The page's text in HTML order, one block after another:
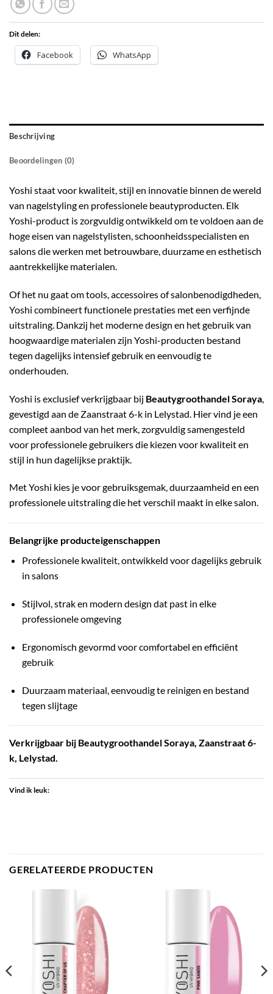
Dit delen:
Facebook WhatsApp
Beschrijving
Beoordelingen (0)
Yoshi staat voor kwaliteit, stijl en innovatie binnen de wereld
van nagelstyling en professionele beautyproducten. Elk
Yoshi-product is zorgvuldig ontwikkeld om te voldoen aan de
hoge eisen van nagelstylisten, schoonheidsspecialisten en
salons die werken met betrouwbare, duurzame en esthetisch
aantrekkelijke materialen.
Of het nu gaat om tools, accessoires of salonbenodigdheden,
Yoshi combineert functionele prestaties met een verfijnde
uitstraling. Dankzij het moderne design en het gebruik van
hoogwaardige materialen zijn Yoshi-producten bestand
tegen dagelijks intensief gebruik en eenvoudig te
onderhouden.
Yoshi is exclusief verkrijgbaar bij Beautygroothandel Soraya
gevestigd aan de Zaanstraat 6-k in Lelystad. Hier vind je een
compleet aanbod van het merk, zorgvuldig samengesteld
voor professionele gebruikers die kiezen voor kwaliteit en
stijl in hun dagelijkse praktijk.
Met Yoshi kies je voor gebruiksgemak, duurzaamheid en een
professionele uitstraling die het verschil maakt in elke salon.
Belangrijke producteigenschappen
Professionele kwaliteit, ontwikkeld voor dagelijks gebruik
in salons
Stijlvol, strak en modern design dat past in elke
professionele omgeving
Ergonomisch gevormd voor comfortabel en efficiënt
gebruik
Duurzaam materiaal, eenvoudig te reinigen en bestand
tegen slijtage
Verkrijgbaar bij Beautygroothandel Soraya, Zaanstraat 6-
k, Lelystad.
Vind ik leuk:
GERELATEERDE PRODUCTEN